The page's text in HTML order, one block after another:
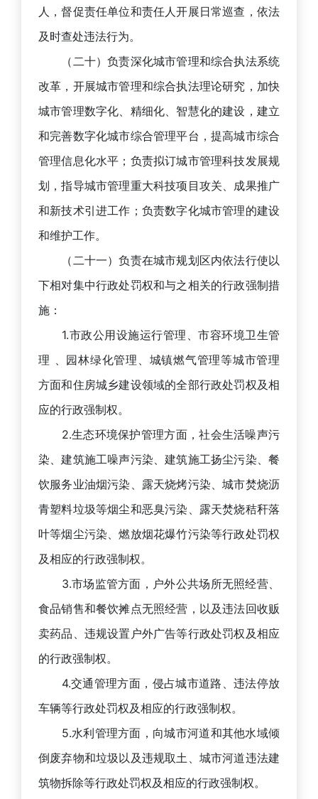
人，督促责任单位和责任人开展日常巡查，依法
及时查处违法行为。
（二十）负责深化城市管理和综合执法系统
改革，开展城市管理和综合执法理论研究，加快
城市管理数字化、精细化、智慧化的建设，建立
和完善数字化城市综合管理平台，提高城市综合
管理信息化水平；负责拟订城市管理科技发展规
划，指导城市管理重大科技项目攻关、成果推广
和新技术引进工作；负责数字化城市管理的建设
和维护工作。
（二十一）负责在城市规划区内依法行使以
下相对集中行政处罚权和与之相关的行政强制措
施：
1.市政公用设施运行管理、市容环境卫生管
理 、园林绿化管理、城镇燃气管理等城市管理
方面和住房城乡建设领域的全部行政处罚权及相
应的行政强制权。
2.生态环境保护管理方面，社会生活噪声污
染、建筑施工噪声污染、建筑施工扬尘污染、餐
饮服务业油烟污染、露天烧烤污染、城市焚烧沥
青塑料垃圾等烟尘和恶臭污染、露天焚烧秸秆落
叶等烟尘污染、燃放烟花爆竹污染等行政处罚权
及相应的行政强制权。
3.市场监管方面，户外公共场所无照经营、
食品销售和餐饮摊点无照经营，以及违法回收贩
卖药品、违规设置户外广告等行政处罚权及相应
的行政强制权。
4.交通管理方面，侵占城市道路、违法停放
车辆等行政处罚权及相应的行政强制权。
5.水利管理方面，向城市河道和其他水域倾
倒废弃物和垃圾以及违规取土、城市河道违法建
筑物拆除等行政处罚权及相应的行政强制权。